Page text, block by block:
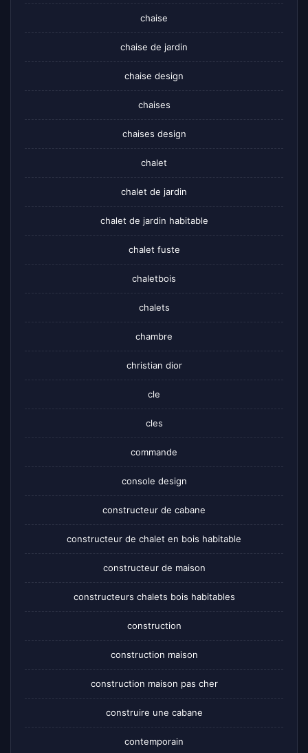
chaise
chaise de jardin
chaise design
chaises
chaises design
chalet
chalet de jardin
chalet de jardin habitable
chalet fuste
chaletbois
chalets
chambre
christian dior
cle
cles
commande
console design
constructeur de cabane
constructeur de chalet en bois habitable
constructeur de maison
constructeurs chalets bois habitables
construction
construction maison
construction maison pas cher
construire une cabane
contemporain